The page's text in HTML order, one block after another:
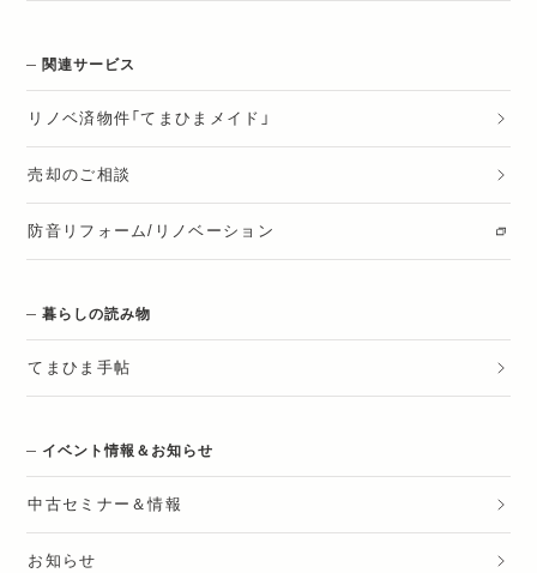
関連サービス
リノベ済物件「てまひまメイド」
売却のご相談
防音リフォーム/リノベーション
暮らしの読み物
てまひま手帖
イベント情報＆お知らせ
中古セミナー＆情報
お知らせ